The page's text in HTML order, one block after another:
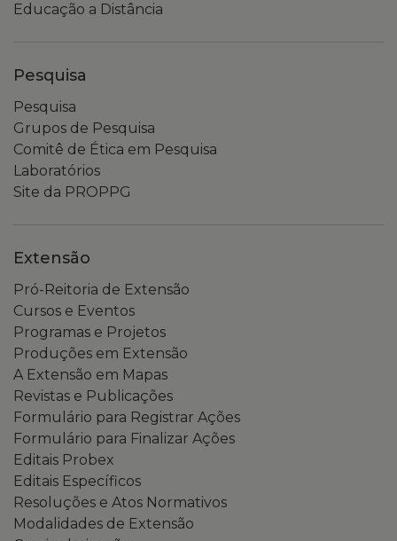
Educação a Distância
Pesquisa
Pesquisa
Grupos de Pesquisa
Comitê de Ética em Pesquisa
Laboratórios
Site da PROPPG
Extensão
Pró-Reitoria de Extensão
Cursos e Eventos
Programas e Projetos
Produções em Extensão
A Extensão em Mapas
Revistas e Publicações
Formulário para Registrar Ações
Formulário para Finalizar Ações
Editais Probex
Editais Específicos
Resoluções e Atos Normativos
Modalidades de Extensão